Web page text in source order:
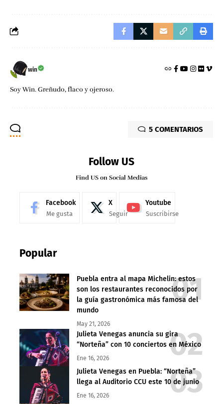
win
Soy Win. Greñudo, flaco y ojeroso.
5 COMENTARIOS
Follow US
Find US on Social Medias
Facebook
Me gusta
X
Seguir
Youtube
Suscribirse
Popular
Puebla entra al mapa Michelin: estos
son los restaurantes reconocidos por
la guía gastronómica más famosa del
mundo
May 21, 2026
Julieta Venegas anuncia su gira
“Norteña” con 10 conciertos en México
Ene 16, 2026
Julieta Venegas en Puebla: “Norteña”
llega al Auditorio CCU este 10 de junio
Ene 16, 2026